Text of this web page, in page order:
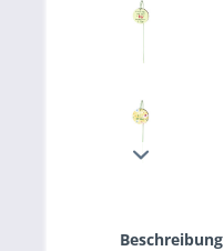
Beschreibung